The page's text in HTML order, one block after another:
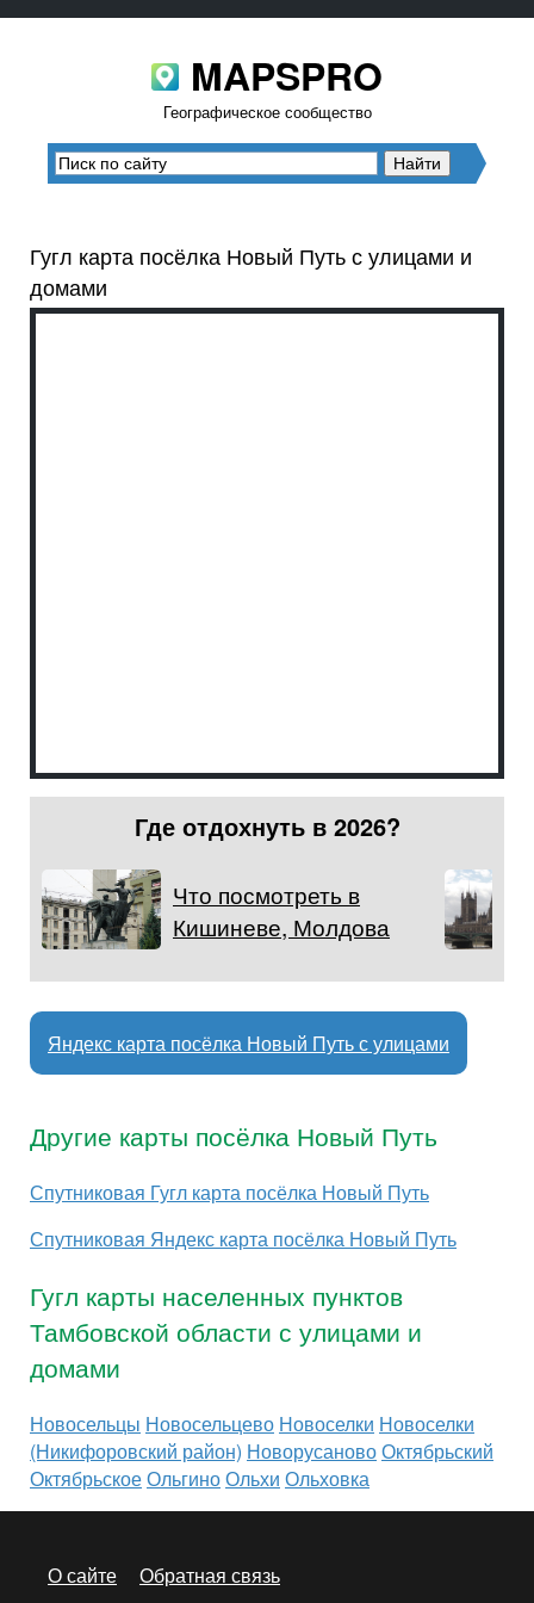
MAPSPRO
Географическое сообщество
Гугл карта посёлка Новый Путь с улицами и
домами
Где отдохнуть в 2026?
Что посмотреть в
Кишиневе, Молдова
Яндекс карта посёлка Новый Путь с улицами
Другие карты посёлка Новый Путь
Спутниковая Гугл карта посёлка Новый Путь
Спутниковая Яндекс карта посёлка Новый Путь
Гугл карты населенных пунктов
Тамбовской области с улицами и
домами
Новосельцы Новосельцево Новоселки Новоселки
(Никифоровский район) НоворусановоОктябрьский
ОктябрьскоеОльгиноОльхи Ольховка
О сайте Обратная связь